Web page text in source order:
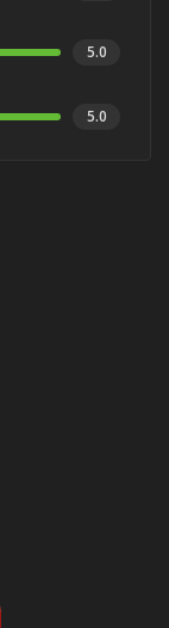
5.0
5.0